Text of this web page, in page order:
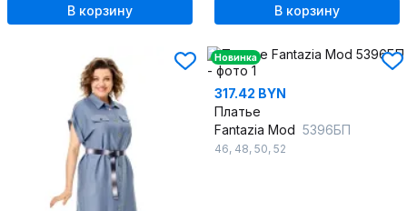
В корзину В корзину
Новинка
317.42 BYN
Платье
Fantazia Mod 5396БП
46, 48, 50, 52